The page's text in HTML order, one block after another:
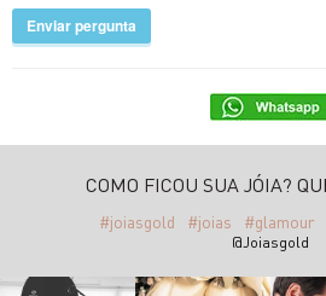
Enviar pergunta
COMO FICOU SUA JÓIA?
#joiasgold #joias #glamour
@Joiasgold